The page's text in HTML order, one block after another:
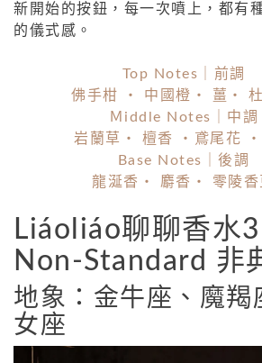
新開始的按鈕，每一次噴上，都有
的儀式感。
Top Notes｜前調
佛手柑 ・ 中國橙・ 薑・
Ｍiddle Notes｜中調
岩蘭草・ 檀香 ・鳶尾花
Base Notes｜後調
龍涎香・ 麝香・ 零陵香
Liáoliáo聊聊香水3
Non-Standard 非
地象：金牛座、魔羯
女座